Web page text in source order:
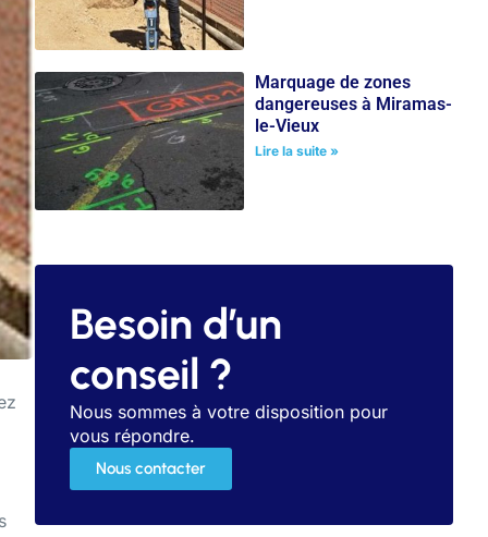
Marquage de zones
dangereuses à Miramas-
le-Vieux
Lire la suite »
Besoin d’un
conseil ?
Nous sommes à votre disposition pour
vous répondre.
Nous contacter